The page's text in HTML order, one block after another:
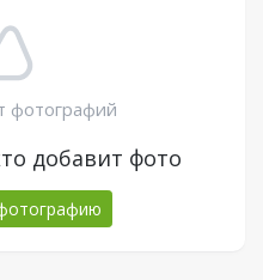
фотографий
добавит фото